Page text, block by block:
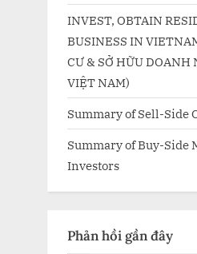
INVEST, OBTAIN
BUSINESS IN
CƯ & SỞ HỮU DOANH
VIỆT NAM)
Summary of Sell-Side
Summary of Buy-Side
Investors
Phản hồi gần đây